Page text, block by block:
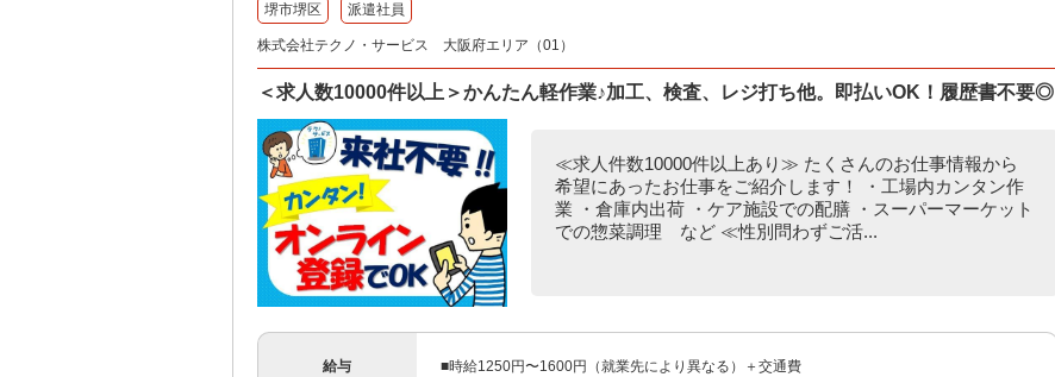
堺市堺区 派遣社員
株式会社テクノ・サービス 大阪府エリア（01）
＜求人数10000件以上＞かんたん軽作業♪加工、検査、レジ打ち他。即払いOK！履歴書不要◎
≪求人件数10000件以上あり≫ たくさんのお仕事情報から
希望にあったお仕事をご紹介します！ ・工場内カンタン作
業 ・倉庫内出荷 ・ケア施設での配膳 ・スーパーマーケット
での惣菜調理 など ≪性別問わずご活...
給与 ■時給1250円〜1600円（就業先により異なる）＋交通費